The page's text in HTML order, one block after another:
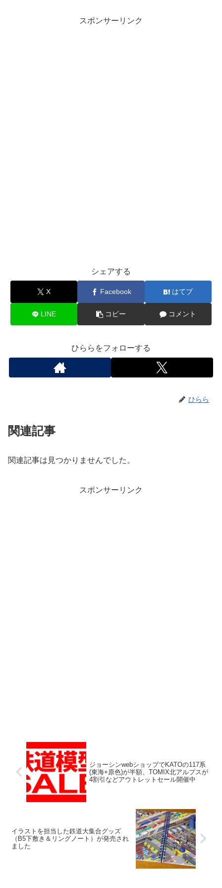
スポンサーリンク
シェアする
X Facebook はてブ
LINE コピー コメント
ひららをフォローする
ひらら
関連記事
関連記事は見つかりませんでした。
スポンサーリンク
ジョーシンwebショップでKATOの117系
(東海+原色)が半額、TOMIX北アルプスが
4割引などアウトレットセール開催中
イラストを担当した鉄道大集合グッズ
（B5下敷き＆リングノート）が発売され
ました